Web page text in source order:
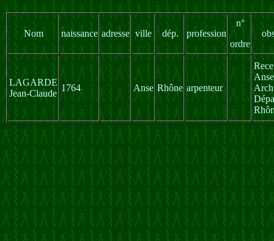
Nom naissance adresse ville dép. profession
n°
ordre
LAGARDE
Jean-Claude
1764 Anse Rhône arpenteur